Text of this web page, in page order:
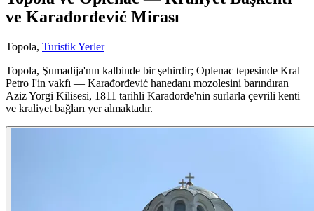
ve Karađorđević Mirası
Topola, Turistik Yerler
Topola, Şumadija'nın kalbinde bir şehirdir; Oplenac tepesinde Kral
Petro I'in vakfı — Karađorđević hanedanı mozolesini barındıran
Aziz Yorgi Kilisesi, 1811 tarihli Karađorđe'nin surlarla çevrili kenti
ve kraliyet bağları yer almaktadır.